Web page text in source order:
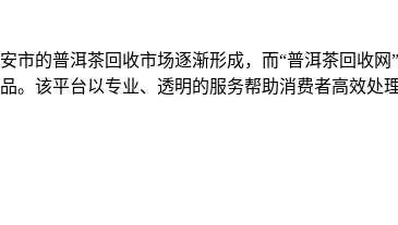
的普洱茶回收市场逐渐形成，而“普洱茶回收
。该平台以专业、透明的服务帮助消费者高效处